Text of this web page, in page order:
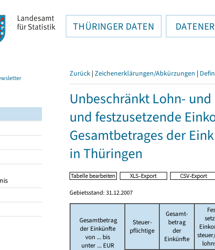
THÜRINGER DATEN
Zurück | Zeichenerklärungen/Abkürzungen |
Unbeschränkt Lohn-
und festzusetzende
Gesamtbetrages der
in Thüringen
Gebietsstand: 31.12.2007
Gesamtbetrag
der Einkünfte
von ... bis
unter ... EUR
Steuer-
pflichtige
Gesamt-
betrag
der
Einkünfte